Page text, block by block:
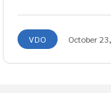
VDO October